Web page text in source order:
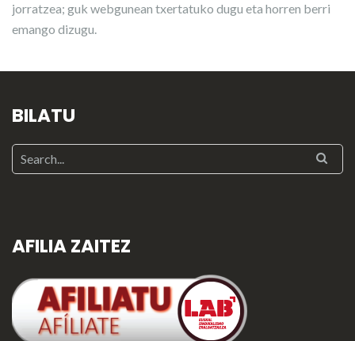
jorratzea; guk webgunean txertatuko dugu eta horren berri
emango dizugu.
BILATU
AFILIA ZAITEZ